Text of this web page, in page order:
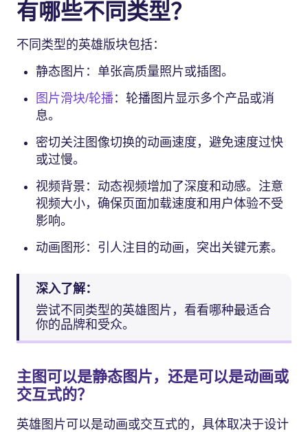
有哪些不同类型？
不同类型的英雄版块包括：
静态图片：单张高质量照片或插图。
图片滑块/轮播：轮播图片显示多个产品或消
息。
密切关注图像切换的动画速度，避免速度过快
或过慢。
视频背景：动态视频增加了深度和动感。注意
视频大小，确保页面加载速度和用户体验不受
影响。
动画图形：引人注目的动画，突出关键元素。
深入了解：
尝试不同类型的英雄图片，看看哪种最适合
你的品牌和受众。
主图可以是静态图片，还是可以是动画或
交互式的？
英雄图片可以是动画或交互式的，具体取决于设计